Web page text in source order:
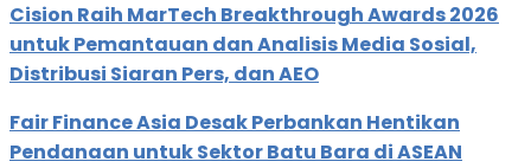
Cision Raih MarTech Breakthrough Awards 2026
untuk Pemantauan dan Analisis Media Sosial,
Distribusi Siaran Pers, dan AEO
Fair Finance Asia Desak Perbankan Hentikan
Pendanaan untuk Sektor Batu Bara di ASEAN